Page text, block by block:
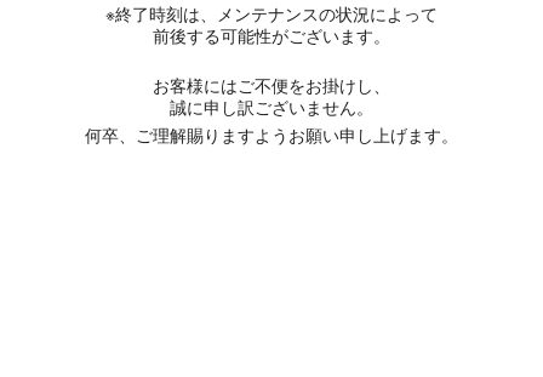
※終了時刻は、メンテナンスの状況によって
前後する可能性がございます。
お客様にはご不便をお掛けし、
誠に申し訳ございません。
何卒、ご理解賜りますようお願い申し上げます。